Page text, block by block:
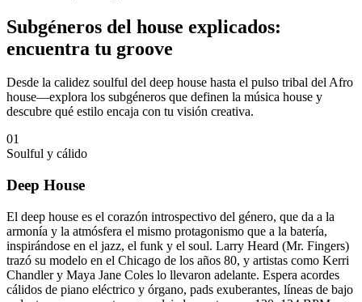
Subgéneros del house explicados:
encuentra tu groove
Desde la calidez soulful del deep house hasta el pulso tribal del Afro
house—explora los subgéneros que definen la música house y
descubre qué estilo encaja con tu visión creativa.
01
Soulful y cálido
Deep House
El deep house es el corazón introspectivo del género, que da a la
armonía y la atmósfera el mismo protagonismo que a la batería,
inspirándose en el jazz, el funk y el soul. Larry Heard (Mr. Fingers)
trazó su modelo en el Chicago de los años 80, y artistas como Kerri
Chandler y Maya Jane Coles lo llevaron adelante. Espera acordes
cálidos de piano eléctrico y órgano, pads exuberantes, líneas de bajo